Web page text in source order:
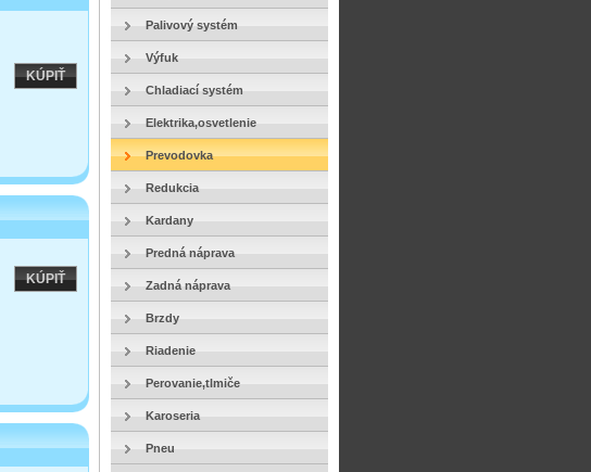
KÚPIŤ
KÚPIŤ
Palivový systém
Výfuk
Chladiací systém
Elektrika,osvetlenie
Prevodovka
Redukcia
Kardany
Predná náprava
Zadná náprava
Brzdy
Riadenie
Perovanie,tlmiče
Karoseria
Pneu